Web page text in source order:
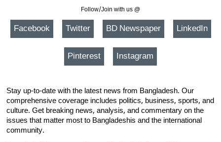
Follow/Join with us @
Facebook Twitter BD Newspaper LinkedIn
Pinterest Instagram
Stay up-to-date with the latest news from Bangladesh. Our
comprehensive coverage includes politics, business, sports, and
culture. Get breaking news, analysis, and commentary on the
issues that matter most to Bangladeshis and the international
community.